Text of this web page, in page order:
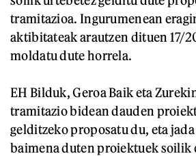
tramitazioa. Ingurumenean
aktibitateak arautzen dituen 17/
moldatu dute horrela.
EH Bilduk, Geroa Baik eta
tramitazio bidean dauden
gelditzeko proposatu du, eta
baimena duten proiektuek soilik